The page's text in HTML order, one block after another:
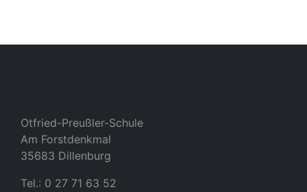
Otfried-Preußler-Schule
Am Forstdenkmal
35683 Dillenburg
Tel.: 0 27 71 63 52